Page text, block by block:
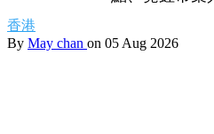
香港
By May chan on 05 Aug 2026